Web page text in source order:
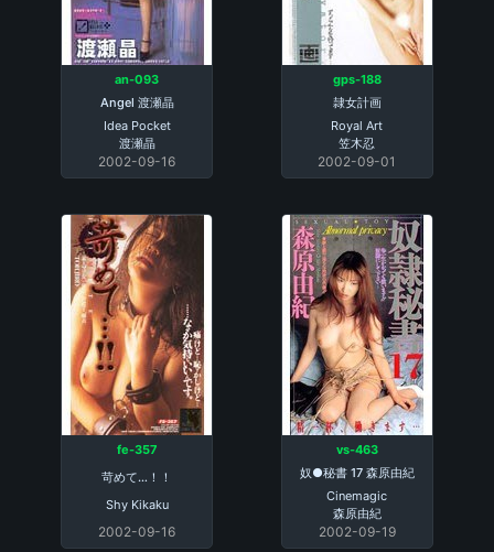
an-093
Angel 渡瀬晶
Idea Pocket
渡瀬晶
2002-09-16
gps-188
隷女計画
Royal Art
笠木忍
2002-09-01
fe-357
苛めて…！！
Shy Kikaku
2002-09-16
vs-463
奴●秘書 17 森原由紀
Cinemagic
森原由紀
2002-09-19